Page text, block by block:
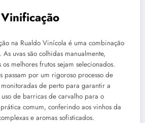
na Rualdo Vinícola é uma combinação
uvas são colhidas manualmente,
melhores frutos sejam selecionados.
passam por um rigoroso processo de
de perto para garantir a
de barricas de carvalho para o
comum, conferindo aos vinhos da
e aromas sofisticados.